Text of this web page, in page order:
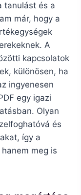
tanulást és a
már, hogy a
A
kapcsolatok
különösen, ha
ingyenesen
egy igazi
Olyan
és
így a
meg is